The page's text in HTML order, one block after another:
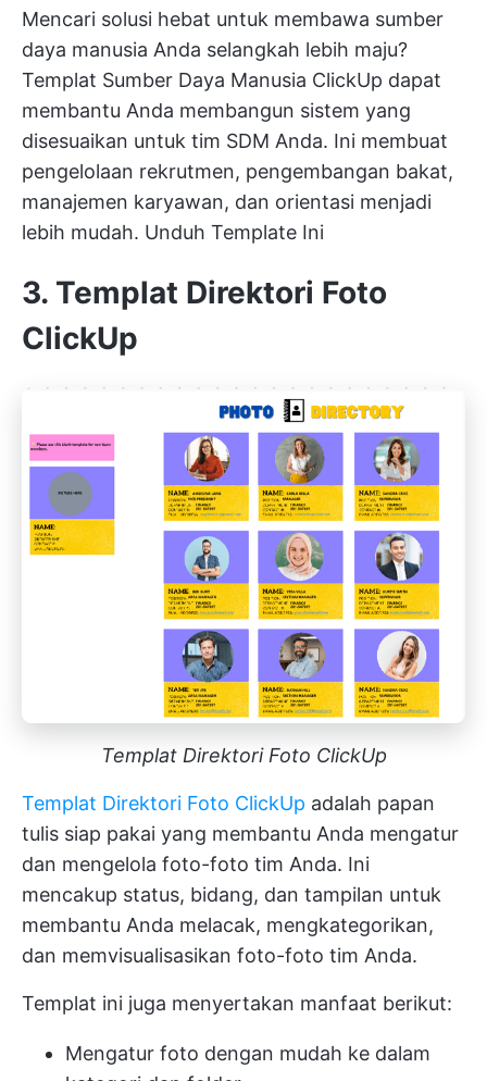
Mencari solusi hebat untuk membawa sumber
daya manusia Anda selangkah lebih maju?
Templat Sumber Daya Manusia ClickUp dapat
membantu Anda membangun sistem yang
disesuaikan untuk tim SDM Anda. Ini membuat
pengelolaan rekrutmen, pengembangan bakat,
manajemen karyawan, dan orientasi menjadi
lebih mudah. Unduh Template Ini
3. Templat Direktori Foto
ClickUp
Templat Direktori Foto ClickUp
Templat Direktori Foto ClickUp adalah papan
tulis siap pakai yang membantu Anda mengatur
dan mengelola foto-foto tim Anda. Ini
mencakup status, bidang, dan tampilan untuk
membantu Anda melacak, mengkategorikan,
dan memvisualisasikan foto-foto tim Anda.
Templat ini juga menyertakan manfaat berikut:
Mengatur foto dengan mudah ke dalam